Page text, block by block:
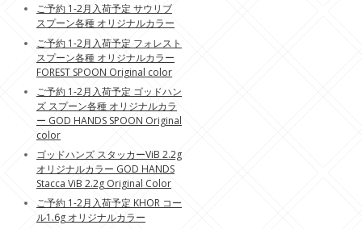
ご予約 1-2月入荷予定 サウリブ
スプーン各種 オリジナルカラー
ご予約 1-2月入荷予定 フォレスト
スプーン各種 オリジナルカラー
FOREST SPOON Original color
ご予約 1-2月入荷予定 ゴッドハン
ズ スプーン各種 オリジナルカラ
ー GOD HANDS SPOON Original
color
ゴッドハンズ スタッカーViB 2.2g
オリジナルカラー GOD HANDS
Stacca ViB 2.2g Original Color
ご予約 1-2月入荷予定 KHOR コー
ル1.6g オリジナルカラー